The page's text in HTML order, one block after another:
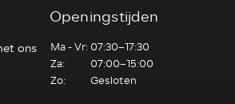
ons
Openingstijden
Ma - Vr: 07:30–17:30
Za:
07:00–15:00
Zo:
Gesloten